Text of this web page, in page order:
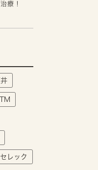
療！
井
セレック